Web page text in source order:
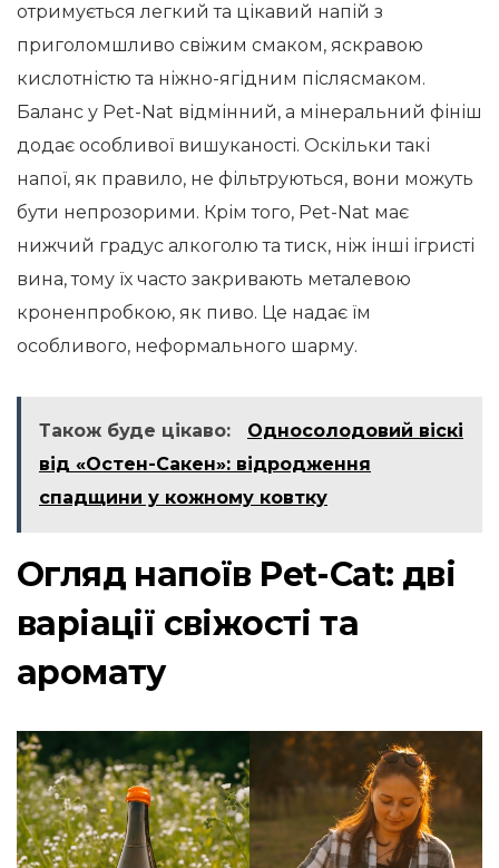
отримується легкий та цікавий напій з
приголомшливо свіжим смаком, яскравою
кислотністю та ніжно-ягідним післясмаком.
Баланс у Pet-Nat відмінний, а мінеральний фініш
додає особливої вишуканості. Оскільки такі
напої, як правило, не фільтруються, вони можуть
бути непрозорими. Крім того, Pet-Nat має
нижчий градус алкоголю та тиск, ніж інші ігристі
вина, тому їх часто закривають металевою
кроненпробкою, як пиво. Це надає їм
особливого, неформального шарму.
Також буде цікаво:
Односолодовий віскі
від «Остен-Сакен»: відродження
спадщини у кожному ковтку
Огляд напоїв Pet-Cat: дві
варіації свіжості та
аромату